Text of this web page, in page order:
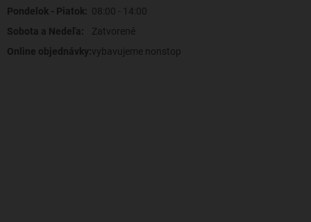
Pondelok - Piatok: 08:00 - 14:00
Sobota a Nedeľa:
Zatvorené
Online objednávky:vybavujeme nonstop